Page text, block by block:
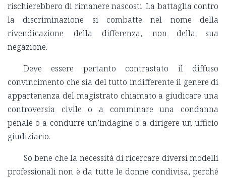
rischierebbero di rimanere nascosti. La battaglia contro
la discriminazione si combatte nel nome della
rivendicazione della differenza, non della sua
negazione.
Deve essere pertanto contrastato il diffuso
convincimento che sia del tutto indifferente il genere di
appartenenza del magistrato chiamato a giudicare una
controversia civile o a comminare una condanna
penale o a condurre un’indagine o a dirigere un ufficio
giudiziario.
So bene che la necessità di ricercare diversi modelli
professionali non è da tutte le donne condivisa, perché